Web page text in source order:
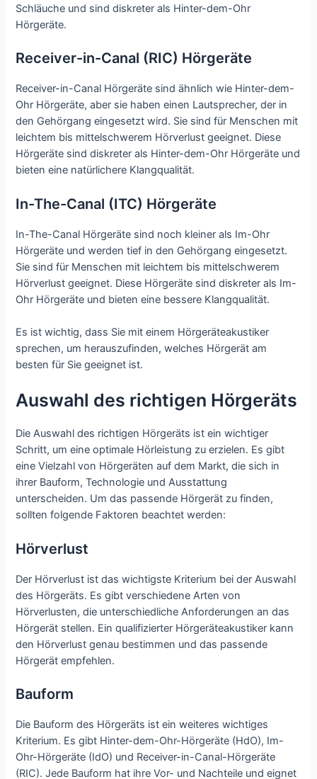
Schläuche und sind diskreter als Hinter-dem-Ohr
Hörgeräte.
Receiver-in-Canal (RIC) Hörgeräte
Receiver-in-Canal Hörgeräte sind ähnlich wie Hinter-dem-
Ohr Hörgeräte, aber sie haben einen Lautsprecher, der in
den Gehörgang eingesetzt wird. Sie sind für Menschen mit
leichtem bis mittelschwerem Hörverlust geeignet. Diese
Hörgeräte sind diskreter als Hinter-dem-Ohr Hörgeräte und
bieten eine natürlichere Klangqualität.
In-The-Canal (ITC) Hörgeräte
In-The-Canal Hörgeräte sind noch kleiner als Im-Ohr
Hörgeräte und werden tief in den Gehörgang eingesetzt.
Sie sind für Menschen mit leichtem bis mittelschwerem
Hörverlust geeignet. Diese Hörgeräte sind diskreter als Im-
Ohr Hörgeräte und bieten eine bessere Klangqualität.
Es ist wichtig, dass Sie mit einem Hörgeräteakustiker
sprechen, um herauszufinden, welches Hörgerät am
besten für Sie geeignet ist.
Auswahl des richtigen Hörgeräts
Die Auswahl des richtigen Hörgeräts ist ein wichtiger
Schritt, um eine optimale Hörleistung zu erzielen. Es gibt
eine Vielzahl von Hörgeräten auf dem Markt, die sich in
ihrer Bauform, Technologie und Ausstattung
unterscheiden. Um das passende Hörgerät zu finden,
sollten folgende Faktoren beachtet werden:
Hörverlust
Der Hörverlust ist das wichtigste Kriterium bei der Auswahl
des Hörgeräts. Es gibt verschiedene Arten von
Hörverlusten, die unterschiedliche Anforderungen an das
Hörgerät stellen. Ein qualifizierter Hörgeräteakustiker kann
den Hörverlust genau bestimmen und das passende
Hörgerät empfehlen.
Bauform
Die Bauform des Hörgeräts ist ein weiteres wichtiges
Kriterium. Es gibt Hinter-dem-Ohr-Hörgeräte (HdO), Im-
Ohr-Hörgeräte (IdO) und Receiver-in-Canal-Hörgeräte
(RIC). Jede Bauform hat ihre Vor- und Nachteile und eignet